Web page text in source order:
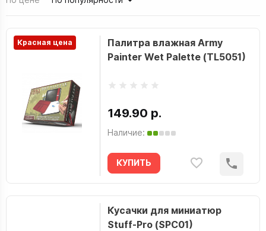
Красная цена
Палитра влажная Army
Painter Wet Palette (TL5051)
149.90 р.
Наличие:
КУПИТЬ
Кусачки для миниатюр
Stuff-Pro (SPC01)